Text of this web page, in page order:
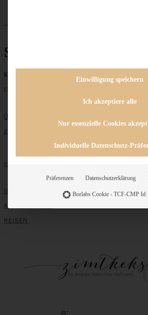
Schoko-Crossis
Keine Beiträge gefunden
Unternehmen
ÜBER MICH
ZUSAMMENARBEIT
Entdecken
GRUNDLAGEN
ALLE REZEPTE
REISEN
Einwilligung speichern
Ich akzeptiere alle
Nur essenzielle Cookies
Individuelle Datenschutz-
Präferenzen Datenschutzerklärung
Borlabs Cookie - TCF-CMP Id: